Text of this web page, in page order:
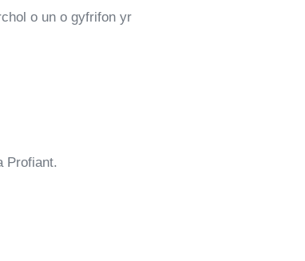
o un o gyfrifon yr
Profiant.